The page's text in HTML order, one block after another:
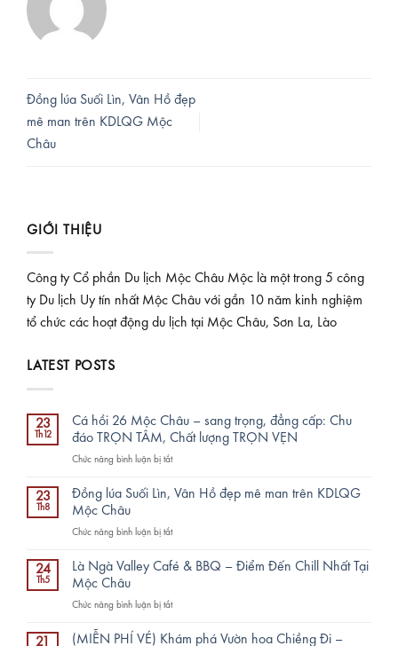
Đồng lúa Suối Lìn, Vân Hồ đẹp
mê man trên KDLQG Mộc
Châu
GIỚI THIỆU
Công ty Cổ phần Du lịch Mộc Châu Mộc là một trong 5 công
ty Du lịch Uy tín nhất Mộc Châu với gần 10 năm kinh nghiệm
tổ chức các hoạt động du lịch tại Mộc Châu, Sơn La, Lào
LATEST POSTS
23
Th12
Cá hồi 26 Mộc Châu – sang trọng, đẳng cấp: Chu
đáo TRỌN TÂM, Chất lượng TRỌN VẸN
Chức năng bình luận bị tắtở
hồi
Châu
sang
cấp:
đáo
23
Th8
Đồng lúa Suối Lìn, Vân Hồ đẹp mê man trên KDLQG
Mộc Châu
Chức năng bình luận bị tắtở
lúa
Vân
đẹp
24
Th5
Là Ngà Valley Café & BBQ – Điểm Đến Chill Nhất Tại
Mộc Châu
Chức năng bình luận bị tắtở
Ngà
21 (MIỄN PHÍ VÉ) Khám phá Vườn hoa Chiềng Đi –